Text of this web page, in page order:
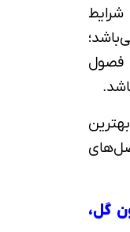
گل،